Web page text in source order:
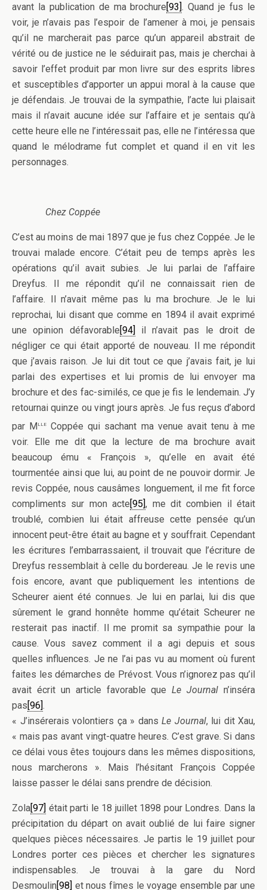
avant la publication de ma brochure[93]. Quand je fus le
voir, je n’avais pas l’espoir de l’amener à moi, je pensais
qu’il ne marcherait pas parce qu’un appareil abstrait de
vérité ou de justice ne le séduirait pas, mais je cherchai à
savoir l’effet produit par mon livre sur des esprits libres
et susceptibles d’apporter un appui moral à la cause que
je défendais. Je trouvai de la sympathie, l’acte lui plaisait
mais il n’avait aucune idée sur l’affaire et je sentais qu’à
cette heure elle ne l’intéressait pas, elle ne l’intéressa que
quand le mélodrame fut complet et quand il en vit les
personnages.
Chez Coppée
C’est au moins de mai 1897 que je fus chez Coppée. Je le
trouvai malade encore. C’était peu de temps après les
opérations qu’il avait subies. Je lui parlai de l’affaire
Dreyfus. Il me répondit qu’il ne connaissait rien de
l’affaire. Il n’avait même pas lu ma brochure. Je le lui
reprochai, lui disant que comme en 1894 il avait exprimé
une opinion défavorable[94] il n’avait pas le droit de
négliger ce qui était apporté de nouveau. Il me répondit
que j’avais raison. Je lui dit tout ce que j’avais fait, je lui
parlai des expertises et lui promis de lui envoyer ma
brochure et des fac-similés, ce que je fis le lendemain. J’y
retournai quinze ou vingt jours après. Je fus reçus d’abord
par M lle Coppée qui sachant ma venue avait tenu à me
voir. Elle me dit que la lecture de ma brochure avait
beaucoup ému « François », qu’elle en avait été
tourmentée ainsi que lui, au point de ne pouvoir dormir. Je
revis Coppée, nous causâmes longuement, il me fit force
compliments sur mon acte [95], me dit combien il était
troublé, combien lui était affreuse cette pensée qu’un
innocent peut-être était au bagne et y souffrait. Cependant
les écritures l’embarrassaient, il trouvait que l’écriture de
Dreyfus ressemblait à celle du bordereau. Je le revis une
fois encore, avant que publiquement les intentions de
Scheurer aient été connues. Je lui en parlai, lui dis que
sûrement le grand honnête homme qu’était Scheurer ne
resterait pas inactif. Il me promit sa sympathie pour la
cause. Vous savez comment il a agi depuis et sous
quelles influences. Je ne l’ai pas vu au moment où furent
faites les démarches de Prévost. Vous n’ignorez pas qu’il
avait écrit un article favorable queLe Journal n’inséra
pas [96] .
« J’insérerais volontiers ça » dans Le Journal, lui dit Xau,
« mais pas avant vingt-quatre heures. C’est grave. Si dans
ce délai vous êtes toujours dans les mêmes dispositions,
nous marcherons ». Mais l’hésitant François Coppée
laisse passer le délai sans prendre de décision.
Zola [97] était parti le 18 juillet 1898 pour Londres. Dans la
précipitation du départ on avait oublié de lui faire signer
quelques pièces nécessaires. Je partis le 19 juillet pour
Londres porter ces pièces et chercher les signatures
indispensables. Je trouvai à la gare du Nord
Desmoulin [98] et nous fîmes le voyage ensemble par une